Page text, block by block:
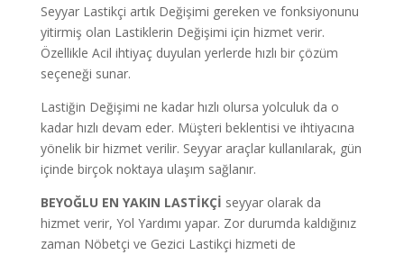
Seyyar Lastikçi artık Değişimi gereken ve fonksiyonunu
yitirmiş olan Lastiklerin Değişimi için hizmet verir.
Özellikle Acil ihtiyaç duyulan yerlerde hızlı bir çözüm
seçeneği sunar.
Lastiğin Değişimi ne kadar hızlı olursa yolculuk da o
kadar hızlı devam eder. Müşteri beklentisi ve ihtiyacına
yönelik bir hizmet verilir. Seyyar araçlar kullanılarak, gün
içinde birçok noktaya ulaşım sağlanır.
BEYOĞLU EN YAKIN LASTİKÇİ seyyar olarak da
hizmet verir, Yol Yardımı yapar. Zor durumda kaldığınız
zaman Nöbetçi ve Gezici Lastikçi hizmeti de